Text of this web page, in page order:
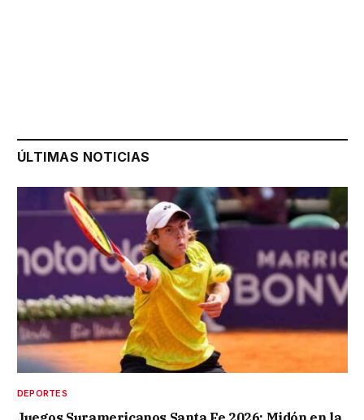
ÚLTIMAS NOTICIAS
DEPORTES